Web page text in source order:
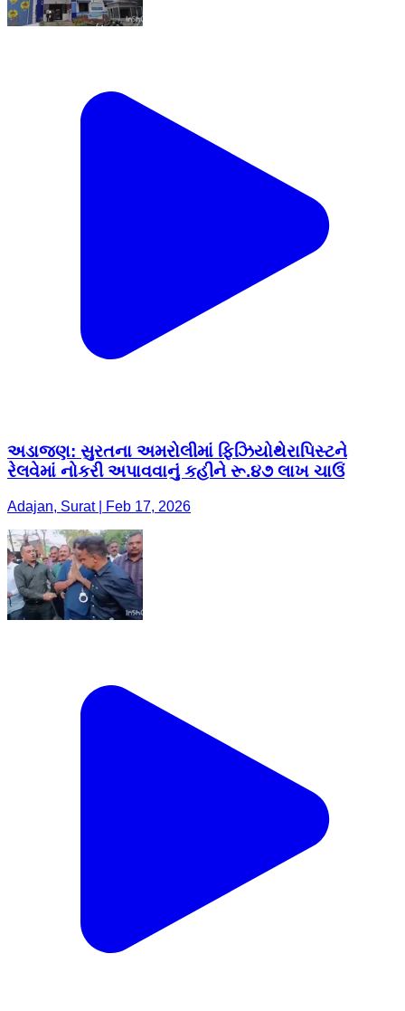
અડાજણ: સુરતના અમરોલીમાં ફિઝિયોથેરાપિસ્ટને
રેલવેમાં નોકરી અપાવવાનું કહીને રૂ.૪૭ લાખ ચાઉં
Adajan, Surat | Feb 17, 2026